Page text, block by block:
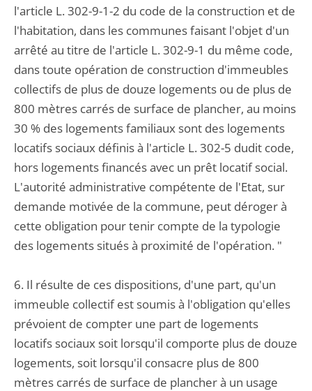
l'article L. 302-9-1-2 du code de la construction et de
l'habitation, dans les communes faisant l'objet d'un
arrêté au titre de l'article L. 302-9-1 du même code,
dans toute opération de construction d'immeubles
collectifs de plus de douze logements ou de plus de
800 mètres carrés de surface de plancher, au moins
30 % des logements familiaux sont des logements
locatifs sociaux définis à l'article L. 302-5 dudit code,
hors logements financés avec un prêt locatif social.
L'autorité administrative compétente de l'Etat, sur
demande motivée de la commune, peut déroger à
cette obligation pour tenir compte de la typologie
des logements situés à proximité de l'opération. "
6. Il résulte de ces dispositions, d'une part, qu'un
immeuble collectif est soumis à l'obligation qu'elles
prévoient de compter une part de logements
locatifs sociaux soit lorsqu'il comporte plus de douze
logements, soit lorsqu'il consacre plus de 800
mètres carrés de surface de plancher à un usage